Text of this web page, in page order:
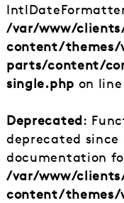
/var/www/
content/
parts/content/
single.php on
Deprecated:
deprecated
documentation
/var/www/
content/